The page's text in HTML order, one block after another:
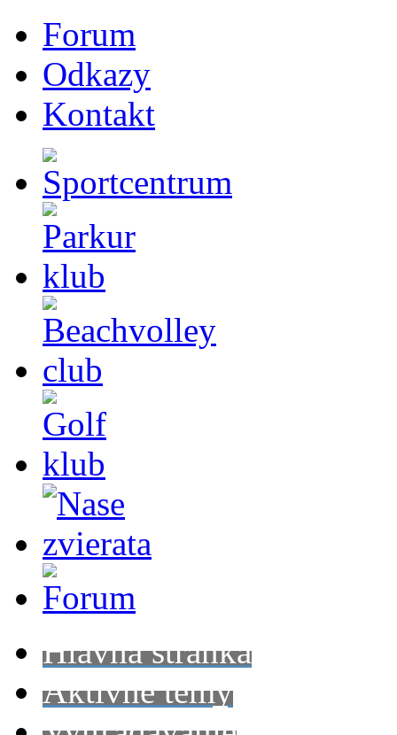
Forum
Odkazy
Kontakt
Hlavná stránka
Aktívne témy